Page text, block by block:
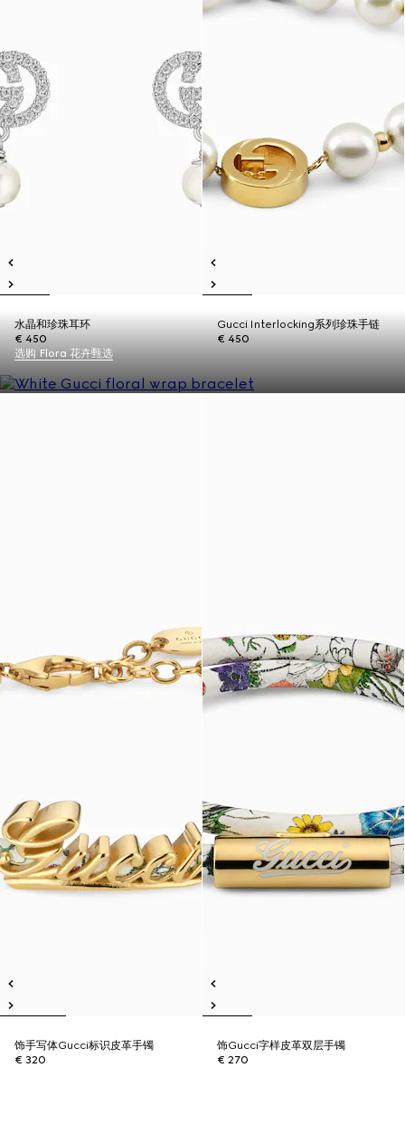
水晶和珍珠耳环
€ 450
Gucci Interlocking系列珍珠手链
€ 450
选购 Flora 花卉甄选
饰手写体Gucci标识皮革手镯
€ 320
饰Gucci字样皮革双层手镯
€ 270